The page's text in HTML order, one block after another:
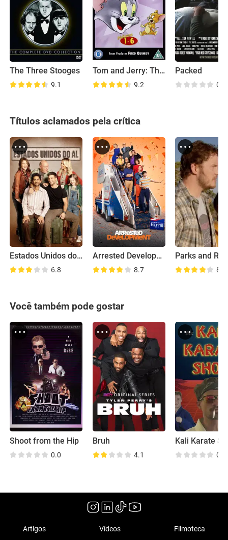
The Three Stooges
9.1
Tom and Jerry: The Classic Collection
9.2
Packed
0.0
Títulos aclamados pela crítica
Estados Unidos do Al
6.8
Arrested Development - Caindo na Real
8.7 8.0
Você também pode gostar
Shoot from the Hip
0.0
Bruh
4.1
Kali Karate
0.0
Artigos Vídeos Filmoteca